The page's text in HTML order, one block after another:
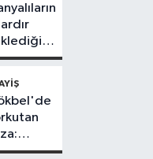
askıdan